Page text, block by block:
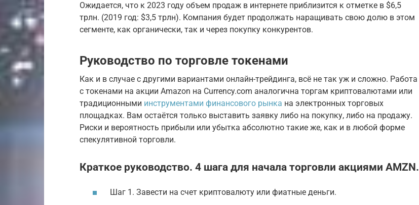
Ожидается, что к 2023 году объем продаж в интернете приблизится к отметке в $6,5
трлн. (2019 год: $3,5 трлн). Компания будет продолжать наращивать свою долю в этом
сегменте, как органически, так и через покупку конкурентов.
Руководство по торговле токенами
Как и в случае с другими вариантами онлайн-трейдинга, всё не так уж и сложно. Работа
с токенами на акции Amazon на Currency.com аналогична торгам криптовалютами или
традиционными инструментами финансового рынка на электронных торговых
площадках. Вам остаётся только выставить заявку либо на покупку, либо на продажу.
Риски и вероятность прибыли или убытка абсолютно такие же, как и в любой форме
спекулятивной торговли.
Краткое руководство. 4 шага для начала торговли акциями AMZN.
Шаг 1. Завести на счет криптовалюту или фиатные деньги.